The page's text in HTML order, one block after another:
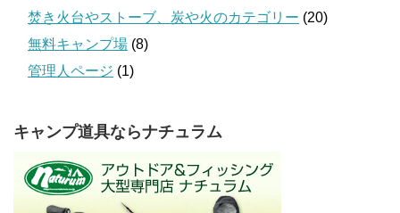
焚き火台やストーブ、炭や火のカテゴリー (20)
無料キャンプ場 (8)
管理人ページ (1)
キャンプ道具ならナチュラム